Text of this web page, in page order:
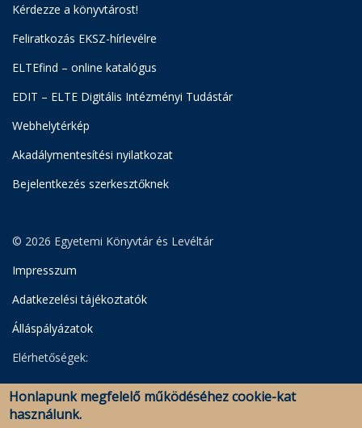
Kérdezze a könyvtárost!
Feliratkozás EKSZ-hírlevélre
ELTEfind – online katalógus
EDIT – ELTE Digitális Intézményi Tudástár
Webhelytérkép
Akadálymentesítési nyilatkozat
Bejelentkezés szerkesztőknek
© 2026 Egyetemi Könyvtár és Levéltár
Impresszum
Adatkezelési tájékoztatók
Álláspályázatok
Elérhetőségek:
Egyetemi Könyvtár
Levéltár
Honlapunk megfelelő működéséhez cookie-kat
használunk.